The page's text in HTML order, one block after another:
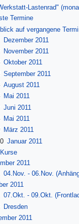
Lastenrad"
Termine
auf vergangene
Dezember 2011
November 2011
Oktober 2011
September 2011
August 2011
Mai 2011
Juni 2011
Mai 2011
März 2011
Januar 2011
2011
04.Nov. - 06.Nov.
2011
07.Okt. - 09.Okt.
Dresden
2011